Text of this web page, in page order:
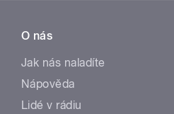
O nás
Jak nás naladíte
Nápověda
Lidé v rádiu